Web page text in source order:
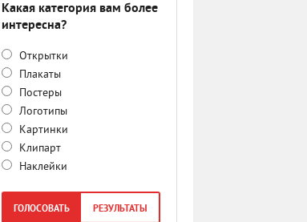
Какая категория вам более
интересна?
Открытки
Плакаты
Постеры
Логотипы
Картинки
Клипарт
Наклейки
ГОЛОСОВАТЬ РЕЗУЛЬТАТЫ